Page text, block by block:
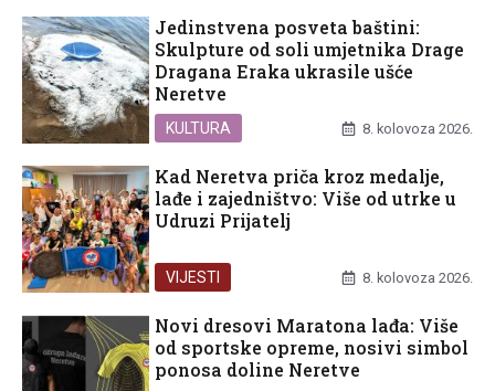
Jedinstvena posveta baštini:
Skulpture od soli umjetnika Drage
Dragana Eraka ukrasile ušće
Neretve
KULTURA 8. kolovoza 2026.
Kad Neretva priča kroz medalje,
lađe i zajedništvo: Više od utrke u
Udruzi Prijatelj
VIJESTI 8. kolovoza 2026.
Novi dresovi Maratona lađa: Više
od sportske opreme, nosivi simbol
ponosa doline Neretve